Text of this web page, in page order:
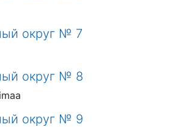
округ № 7
округ № 8
округ № 9